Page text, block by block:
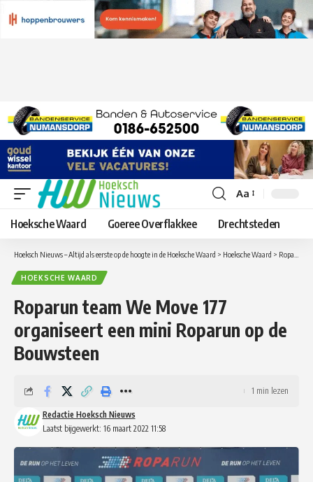
Lettergrootte
aanpassen
Aa
Hoeksche Waard Goeree Overflakkee Drechtsteden
Hoeksch Nieuws – Altijd als eerste op de hoogte in de Hoeksche Waard > Hoeksche Waard > Roparun team We Move 177 organiseert een mini Roparun op de Bouwsteen
HOEKSCHE WAARD
Roparun team We Move 177
organiseert een mini Roparun op de
Bouwsteen
Laatst bijgewerkt: 16 maart 2022 11:58
Redactie Hoeksch Nieuws
1 min lezen